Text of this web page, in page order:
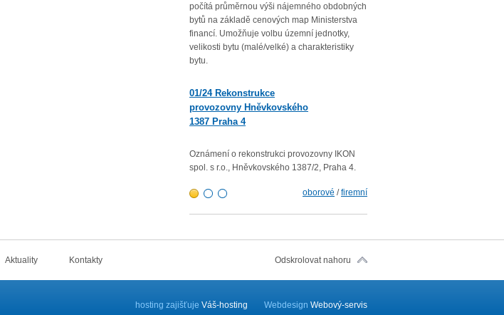
počítá průměrnou výši nájemného obdobných
bytů na základě cenových map Ministerstva
financí. Umožňuje volbu územní jednotky,
velikosti bytu (malé/velké) a charakteristiky
bytu.
01/24 Rekonstrukce
provozovny Hněvkovského
1387 Praha 4
Oznámení o rekonstrukci provozovny IKON
spol. s r.o., Hněvkovského 1387/2, Praha 4.
oborové /firemní
Aktuality Kontakty Odskrolovat nahoru
hosting zajišťuje Váš-hosting Webdesign Webový-servis